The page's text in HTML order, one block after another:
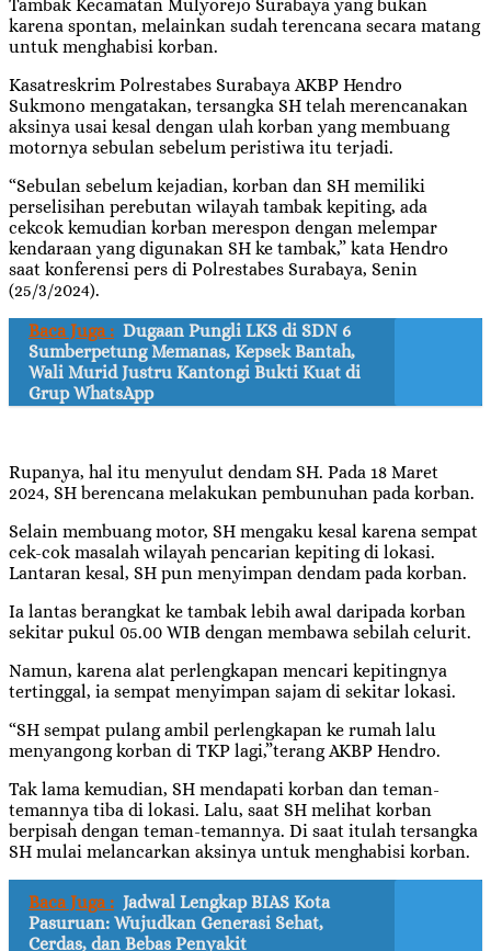
Tambak Kecamatan Mulyorejo Surabaya yang bukan
karena spontan, melainkan sudah terencana secara matang
untuk menghabisi korban.
Kasatreskrim Polrestabes Surabaya AKBP Hendro
Sukmono mengatakan, tersangka SH telah merencanakan
aksinya usai kesal dengan ulah korban yang membuang
motornya sebulan sebelum peristiwa itu terjadi.
“Sebulan sebelum kejadian, korban dan SH memiliki
perselisihan perebutan wilayah tambak kepiting, ada
cekcok kemudian korban merespon dengan melempar
kendaraan yang digunakan SH ke tambak,” kata Hendro
saat konferensi pers di Polrestabes Surabaya, Senin
(25/3/2024).
Baca Juga : Dugaan Pungli LKS di SDN 6
Sumberpetung Memanas, Kepsek Bantah,
Wali Murid Justru Kantongi Bukti Kuat di
Grup WhatsApp
Rupanya, hal itu menyulut dendam SH. Pada 18 Maret
2024, SH berencana melakukan pembunuhan pada korban.
Selain membuang motor, SH mengaku kesal karena sempat
cek-cok masalah wilayah pencarian kepiting di lokasi.
Lantaran kesal, SH pun menyimpan dendam pada korban.
Ia lantas berangkat ke tambak lebih awal daripada korban
sekitar pukul 05.00 WIB dengan membawa sebilah celurit.
Namun, karena alat perlengkapan mencari kepitingnya
tertinggal, ia sempat menyimpan sajam di sekitar lokasi.
“SH sempat pulang ambil perlengkapan ke rumah lalu
menyangong korban di TKP lagi,”terang AKBP Hendro.
Tak lama kemudian, SH mendapati korban dan teman-
temannya tiba di lokasi. Lalu, saat SH melihat korban
berpisah dengan teman-temannya. Di saat itulah tersangka
SH mulai melancarkan aksinya untuk menghabisi korban.
Baca Juga : Jadwal Lengkap BIAS Kota
Pasuruan: Wujudkan Generasi Sehat,
Cerdas, dan Bebas Penyakit